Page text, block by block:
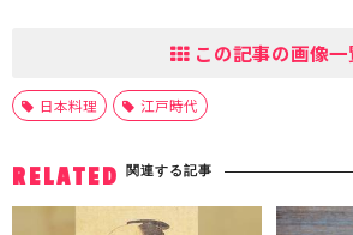
この記事の画像一
日本料理 江戸時代
RELATED 関連する記事